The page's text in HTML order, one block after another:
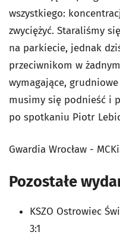
wszystkiego:
zwyciężyć. Staraliśmy
na parkiecie, jednak
przeciwnikom w
wymagające,
musimy się podnieść i
po spotkaniu Piotr
Gwardia Wrocław -
Pozostałe
KSZO Ostrowiec
3:1